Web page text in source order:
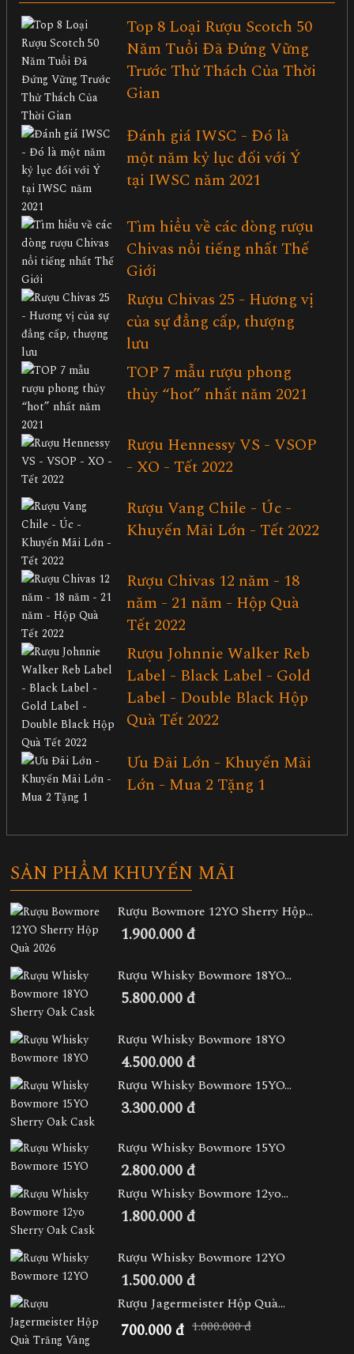
Top 8 Loại Rượu Scotch 50
Năm Tuổi Đã Đứng Vững
Trước Thử Thách Của Thời
Gian
Đánh giá IWSC - Đó là
một năm kỷ lục đối với Ý
tại IWSC năm 2021
Tìm hiểu về các dòng rượu
Chivas nổi tiếng nhất Thế
Giới
Rượu Chivas 25 - Hương vị
của sự đẳng cấp, thượng
lưu
TOP 7 mẫu rượu phong
thủy “hot” nhất năm 2021
Rượu Hennessy VS - VSOP
- XO - Tết 2022
Rượu Vang Chile - Úc -
Khuyến Mãi Lớn - Tết 2022
Rượu Chivas 12 năm - 18
năm - 21 năm - Hộp Quà
Tết 2022
Rượu Johnnie Walker Reb
Label - Black Label - Gold
Label - Double Black Hộp
Quà Tết 2022
Ưu Đãi Lớn - Khuyến Mãi
Lớn - Mua 2 Tặng 1
SẢN PHẨM KHUYẾN MÃI
Rượu Bowmore 12YO Sherry Hộp...
1.900.000 đ
Rượu Whisky Bowmore 18YO...
5.800.000 đ
Rượu Whisky Bowmore 18YO
4.500.000 đ
Rượu Whisky Bowmore 15YO...
3.300.000 đ
Rượu Whisky Bowmore 15YO
2.800.000 đ
Rượu Whisky Bowmore 12yo...
1.800.000 đ
Rượu Whisky Bowmore 12YO
1.500.000 đ
Rượu Jagermeister Hộp Quà...
700.000 đ 1.000.000 đ